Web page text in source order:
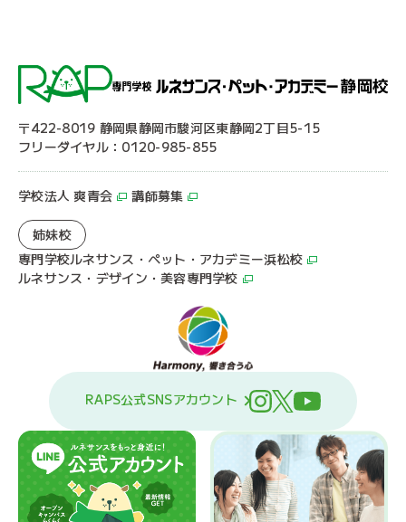
〒422-8019 静岡県静岡市駿河区東静岡2丁目5-15
フリーダイヤル：0120-985-855
学校法人 爽青会 講師募集
姉妹校
専門学校ルネサンス・ペット・アカデミー浜松校
ルネサンス・デザイン・美容専門学校
RAPS公式SNSアカウント